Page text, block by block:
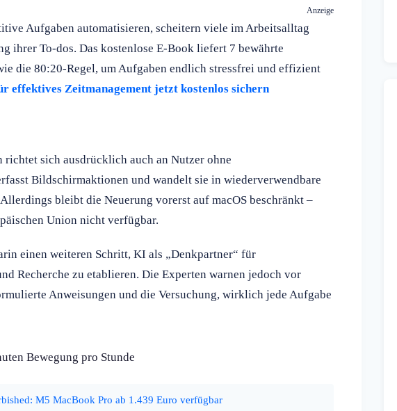
Anzeige
Aufgaben automatisieren, scheitern viele im Arbeitsalltag
ihrer To-dos. Das kostenlose E-Book liefert 7 bewährte
die 80:20-Regel, um Aufgaben endlich stressfrei und effizient
effektives Zeitmanagement jetzt kostenlos sichern
sich ausdrücklich auch an Nutzer ohne
Bildschirmaktionen und wandelt sie in wiederverwendbare
bleibt die Neuerung vorerst auf macOS beschränkt –
Union nicht verfügbar.
einen weiteren Schritt, KI als „Denkpartner“ für
Recherche zu etablieren. Die Experten warnen jedoch vor
Anweisungen und die Versuchung, wirklich jede Aufgabe
Bewegung pro Stunde
M5 MacBook Pro ab 1.439 Euro verfügbar